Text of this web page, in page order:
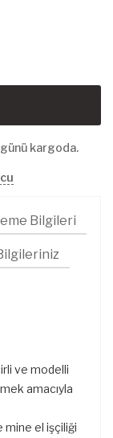
kargoda.
Bilgileri
ve modelli
amacıyla
mine el işçiliği